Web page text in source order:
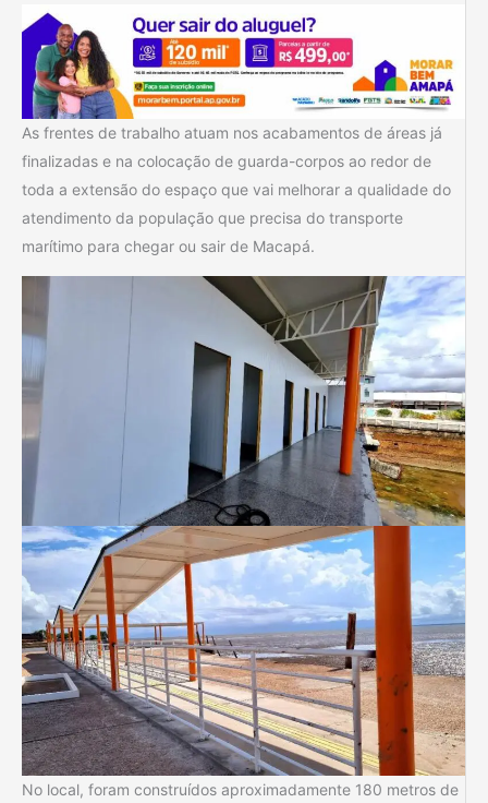
As frentes de trabalho atuam nos acabamentos de áreas já
finalizadas e na colocação de guarda-corpos ao redor de
toda a extensão do espaço que vai melhorar a qualidade do
atendimento da população que precisa do transporte
marítimo para chegar ou sair de Macapá.
No local, foram construídos aproximadamente 180 metros de